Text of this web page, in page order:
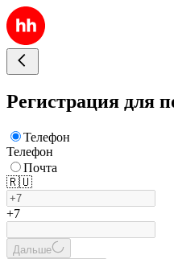
Регистрация для
Телефон
Телефон
Почта
🇷🇺
+7
Дальше